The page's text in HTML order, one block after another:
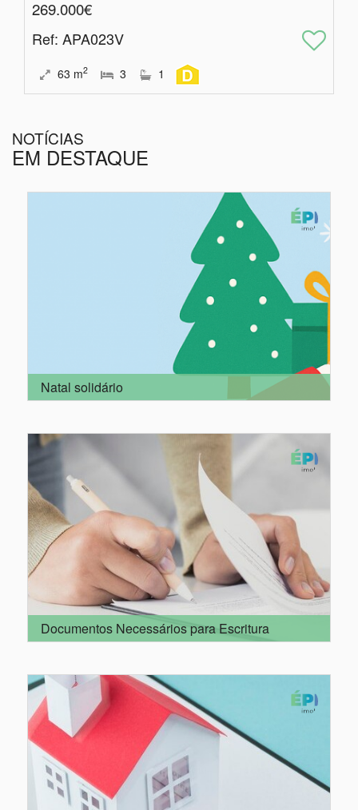
269.000€
Ref: APA023V
63 m2 3 1
NOTÍCIAS
EM DESTAQUE
Natal solidário
Documentos Necessários para Escritura